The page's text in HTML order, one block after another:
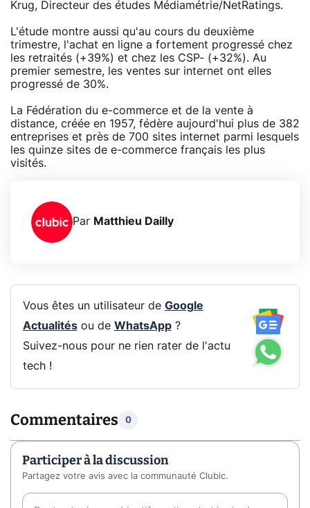
Krug, Directeur des études Médiamétrie/NetRatings.
L'étude montre aussi qu'au cours du deuxième
trimestre, l'achat en ligne a fortement progressé chez
les retraités (+39%) et chez les CSP- (+32%). Au
premier semestre, les ventes sur internet ont elles
progressé de 30%.
La Fédération du e-commerce et de la vente à
distance, créée en 1957, fédère aujourd'hui plus de 382
entreprises et près de 700 sites internet parmi lesquels
les quinze sites de e-commerce français les plus
visités.
Par Matthieu Dailly
Vous êtes un utilisateur de Google
Actualitésou de WhatsApp?
Suivez-nous pour ne rien rater de l'actu
tech !
Commentaires 0
Participer à la discussion
Partagez votre avis avec la communauté Clubic.